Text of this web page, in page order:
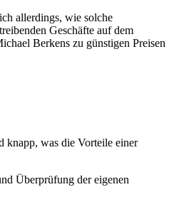
allerdings, wie solche
Geschäfte auf dem
Berkens zu günstigen Preisen
knapp, was die Vorteile einer
Überprüfung der eigenen